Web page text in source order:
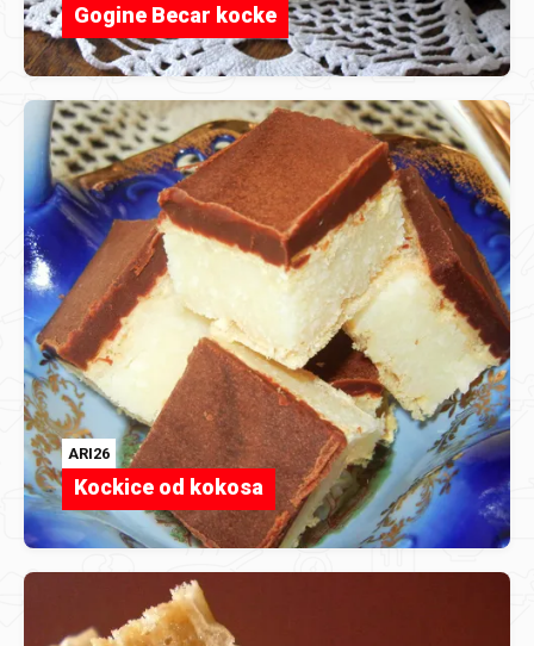
Gogine Becar kocke
ARI26
Kockice od kokosa